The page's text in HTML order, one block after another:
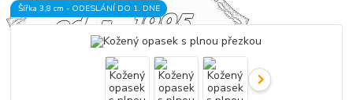
Šířka 3,8 cm - ODESLÁNÍ DO 1. DNE